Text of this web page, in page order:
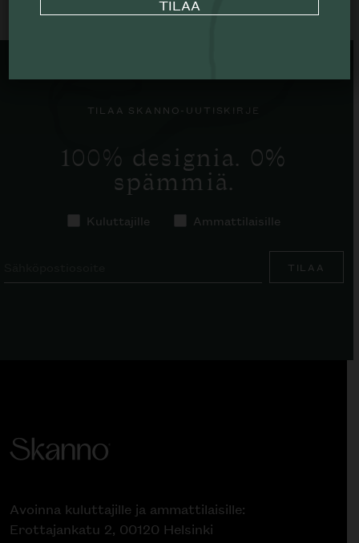
TILAA SKANNO-UUTISKIRJE
100% designia. 0%
spämmiä.
Kuluttajille Ammattilaisille
TILAA
Avoinna kuluttajille ja ammattilaisille:
Erottajankatu 2, 00120 Helsinki